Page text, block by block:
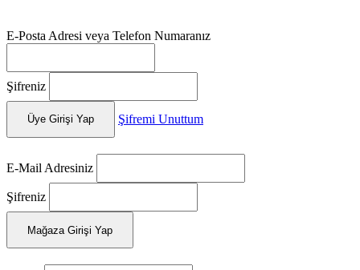
E-Posta Adresi veya Telefon Numaranız
Şifreniz
Üye Girişi Yap Şifremi Unuttum
E-Mail Adresiniz
Şifreniz
Mağaza Girişi Yap